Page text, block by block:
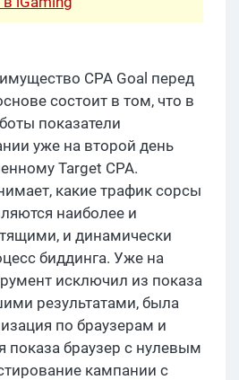
CPA Goal перед
состоит в том, что в
показатели
уже на второй день
Target CPA.
какие трафик сорсы
наиболее и
и динамически
биддинга. Уже на
исключил из показа
результатами, была
по браузерам и
показа браузер с нулевым
кампании с